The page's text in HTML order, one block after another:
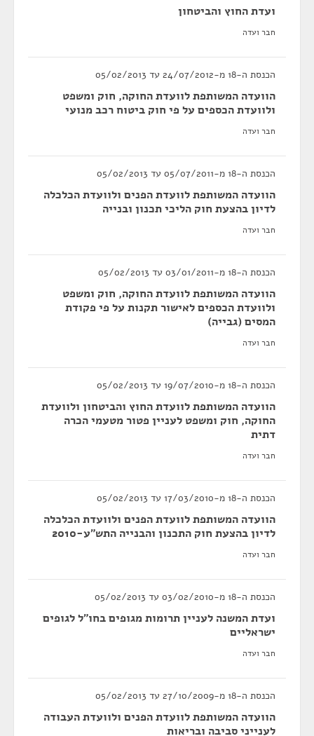
ועדת החוץ והביטחון
חבר ועדה
הכנסת ה-18 מ-24/07/2012 עד 05/02/2013
הוועדה המשותפת לוועדת החוקה, חוק ומשפט
ולוועדת הכספים על פי חוק ביטוח רכב מנועי
חבר ועדה
הכנסת ה-18 מ-05/07/2011 עד 05/02/2013
הוועדה המשותפת לוועדת הפנים ולוועדת הכלכלה
לדיון בהצעת חוק הליכי תכנון ובנייה
חבר ועדה
הכנסת ה-18 מ-03/01/2011 עד 05/02/2013
הוועדה המשותפת לוועדת החוקה, חוק ומשפט
ולוועדת הכספים לאישור תקנות על פי פקודת
המסים (גבייה)
חבר ועדה
הכנסת ה-18 מ-19/07/2010 עד 05/02/2013
הוועדה המשותפת לוועדת החוץ והביטחון ולוועדת
החוקה, חוק ומשפט לעניין פטור מטעמי הכרה
דתית
חבר ועדה
הכנסת ה-18 מ-17/03/2010 עד 05/02/2013
הוועדה המשותפת לוועדת הפנים ולוועדת הכלכלה
לדיון בהצעת חוק התכנון והבנייה התש"ע-2010
חבר ועדה
הכנסת ה-18 מ-03/02/2010 עד 05/02/2013
ועדת המשנה לעניין תרומות מגופים בחו"ל לגופים
ישראליים
חבר ועדה
הכנסת ה-18 מ-27/10/2009 עד 05/02/2013
הוועדה המשותפת לוועדת הפנים ולוועדת העבודה
לענייני סביבה ובריאות